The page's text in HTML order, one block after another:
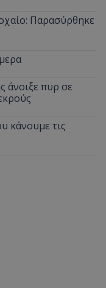
Παρασύρθηκε
άνοιξε πυρ σε
κάνουμε τις